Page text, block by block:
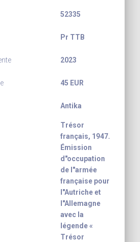
52335
Pr TTB
2023
45 EUR
Antika
Trésor
français, 1947.
Émission
d"occupation
de l"armée
française pour
l"Autriche et
l"Allemagne
avec la
légende «
Trésor